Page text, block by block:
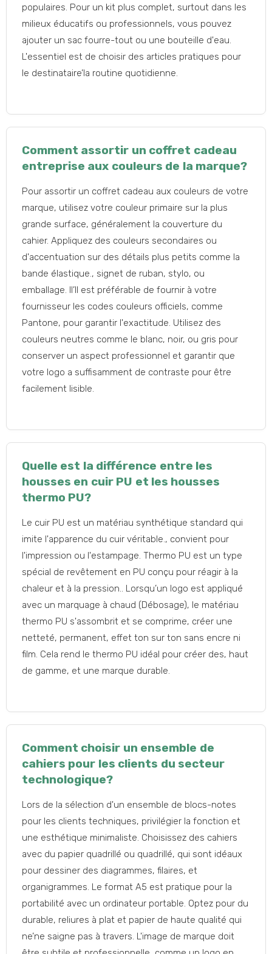
populaires. Pour un kit plus complet, surtout dans les
milieux éducatifs ou professionnels, vous pouvez
ajouter un sac fourre-tout ou une bouteille d'eau.
L'essentiel est de choisir des articles pratiques pour
le destinataire’la routine quotidienne.
Comment assortir un coffret cadeau
entreprise aux couleurs de la marque?
Pour assortir un coffret cadeau aux couleurs de votre
marque, utilisez votre couleur primaire sur la plus
grande surface, généralement la couverture du
cahier. Appliquez des couleurs secondaires ou
d'accentuation sur des détails plus petits comme la
bande élastique., signet de ruban, stylo, ou
emballage. Il’Il est préférable de fournir à votre
fournisseur les codes couleurs officiels, comme
Pantone, pour garantir l'exactitude. Utilisez des
couleurs neutres comme le blanc, noir, ou gris pour
conserver un aspect professionnel et garantir que
votre logo a suffisamment de contraste pour être
facilement lisible.
Quelle est la différence entre les
housses en cuir PU et les housses
thermo PU?
Le cuir PU est un matériau synthétique standard qui
imite l'apparence du cuir véritable., convient pour
l'impression ou l'estampage. Thermo PU est un type
spécial de revêtement en PU conçu pour réagir à la
chaleur et à la pression.. Lorsqu’un logo est appliqué
avec un marquage à chaud (Débosage), le matériau
thermo PU s'assombrit et se comprime, créer une
netteté, permanent, effet ton sur ton sans encre ni
film. Cela rend le thermo PU idéal pour créer des, haut
de gamme, et une marque durable.
Comment choisir un ensemble de
cahiers pour les clients du secteur
technologique?
Lors de la sélection d'un ensemble de blocs-notes
pour les clients techniques, privilégier la fonction et
une esthétique minimaliste. Choisissez des cahiers
avec du papier quadrillé ou quadrillé, qui sont idéaux
pour dessiner des diagrammes, filaires, et
organigrammes. Le format A5 est pratique pour la
portabilité avec un ordinateur portable. Optez pour du
durable, reliures à plat et papier de haute qualité qui
ne’ne saigne pas à travers. L'image de marque doit